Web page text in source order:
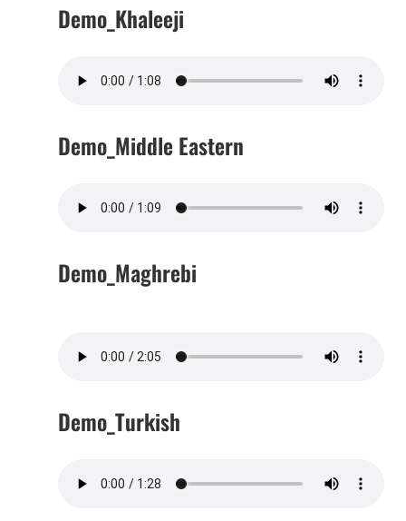
Demo_Khaleeji
Demo_Middle Eastern
Demo_Maghrebi
Demo_Turkish